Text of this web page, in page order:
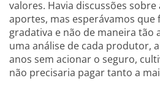
valores. Havia discussões sobre
aportes, mas esperávamos que
gradativa e não de maneira tão
uma análise de cada produtor,
anos sem acionar o seguro,
não precisaria pagar tanto a